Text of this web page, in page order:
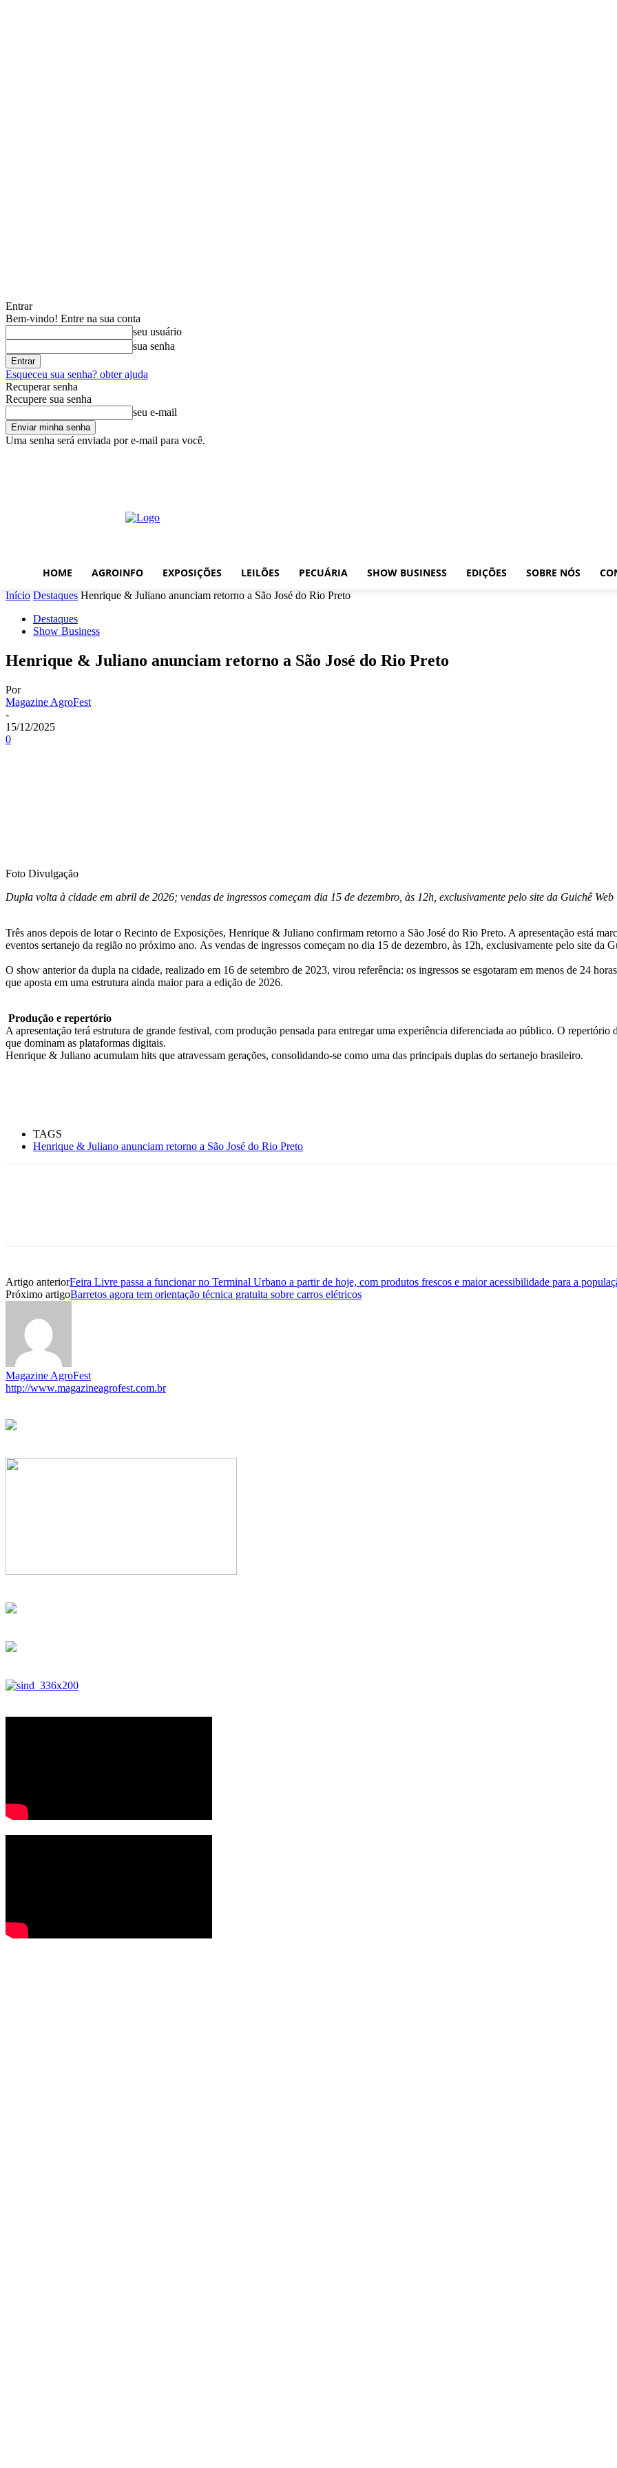
Entrar
Bem-vindo! Entre na sua conta
seu usuário
sua senha
Esqueceu sua senha? obter ajuda
Recuperar senha
Recupere sua senha
seu e-mail
Uma senha será enviada por e-mail para você.
HOME AGROINFO EXPOSIÇÕES LEILÕES PECUÁRIA SHOW BUSINESS EDIÇÕES SOBRE NÓS
Início Destaques Henrique & Juliano anunciam retorno a São José do Rio Preto
Destaques
Show Business
Henrique & Juliano anunciam retorno a São José do Rio Preto
Por
Magazine AgroFest
-
15/12/2025
0
Foto Divulgação
Dupla volta à cidade em abril de 2026; vendas de ingressos começam dia 15 de dezembro, às 12h, exclusivamente pelo site da Guichê Web
Três anos depois de lotar o Recinto de Exposições, Henrique & Juliano confirmam retorno a São José do Rio Preto. A apresentação está
eventos sertanejo da região no próximo ano. As vendas de ingressos começam no dia 15 de dezembro, às 12h, exclusivamente pelo site da
O show anterior da dupla na cidade, realizado em 16 de setembro de 2023, virou referência: os ingressos se esgotaram em menos de 24
que aposta em uma estrutura ainda maior para a edição de 2026.
Produção e repertório
A apresentação terá estrutura de grande festival, com produção pensada para entregar uma experiência diferenciada ao público. O repertório
que dominam as plataformas digitais.
Henrique & Juliano acumulam hits que atravessam gerações, consolidando-se como uma das principais duplas do sertanejo brasileiro.
TAGS
Henrique & Juliano anunciam retorno a São José do Rio Preto
Artigo anteriorFeira Livre passa a funcionar no Terminal Urbano a partir de hoje, com produtos frescos e maior acessibilidade para a
Próximo artigoBarretos agora tem orientação técnica gratuita sobre carros elétricos
Magazine AgroFest
http://www.magazineagrofest.com.br